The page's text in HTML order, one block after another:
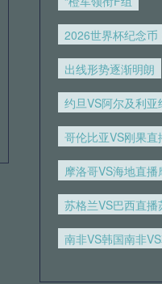
05月24日 亚女
女足vs墨尔本城
05月23日 欧联
05月23日 深圳
场录像回放
场录像回放
2026世界杯纪念
出线形势逐渐明朗
约旦VS阿尔及利
哥伦比亚VS刚果
摩洛哥VS海地直
苏格兰VS巴西直
南非VS韩国南非